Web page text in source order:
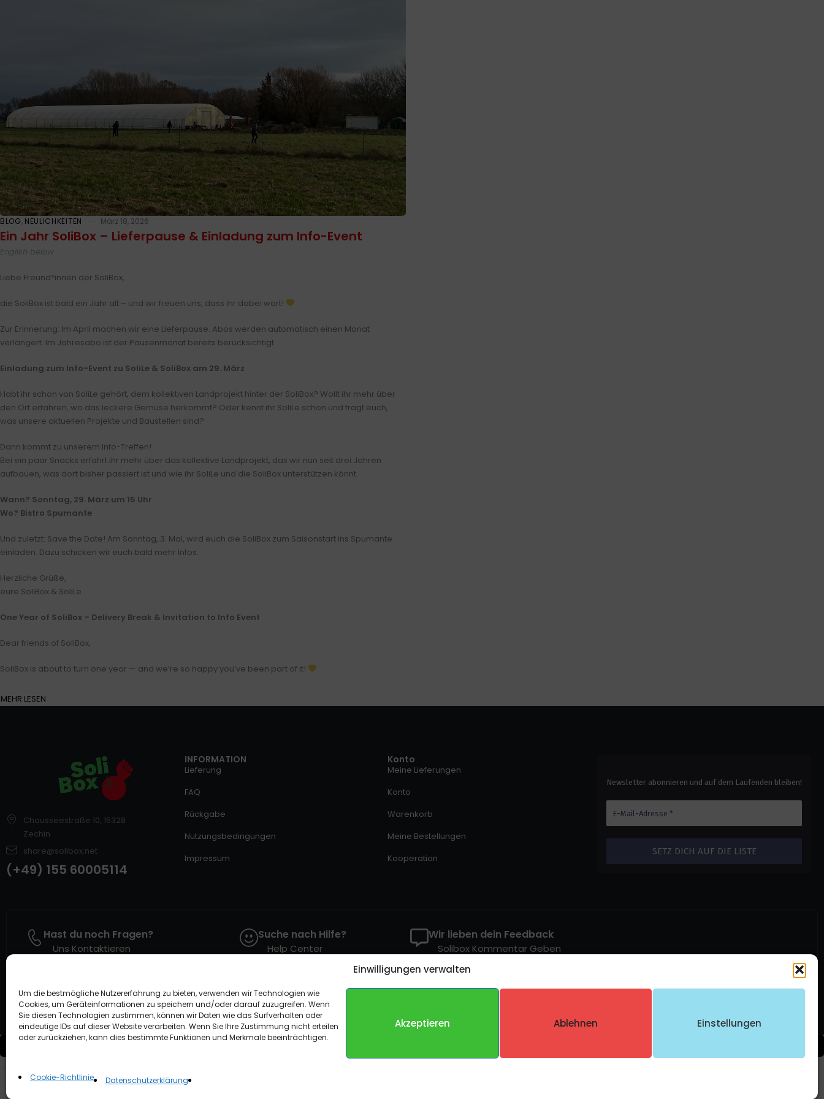
Einwilligungen verwalten
Um die bestmögliche Nutzererfahrung zu bieten, verwenden wir Technologien wie
Cookies, um Geräteinformationen zu speichern und/oder darauf zuzugreifen. Wenn
Sie diesen Technologien zustimmen, können wir Daten wie das Surfverhalten oder
eindeutige IDs auf dieser Website verarbeiten. Wenn Sie Ihre Zustimmung nicht erteilen
oder zurückziehen, kann dies bestimmte Funktionen und Merkmale beeinträchtigen.
Akzeptieren Ablehnen Einstellungen
Cookie-Richtlinie Datenschutzerklärung
BLOG, NEULICHKEITEN März 18, 2026
Ein Jahr SoliBox – Lieferpause & Einladung zum Info-Event
English below
Liebe Freund*innen der SoliBox,
die SoliBox ist bald ein Jahr alt – und wir freuen uns, dass ihr dabei wart!
Zur Erinnerung: Im April machen wir eine Lieferpause. Abos werden automatisch einen Monat
verlängert. Im Jahresabo ist der Pausenmonat bereits berücksichtigt.
Einladung zum Info-Event zu SoliLe & SoliBox am 29. März
Habt ihr schon von SoliLe gehört, dem kollektiven Landprojekt hinter der SoliBox? Wollt ihr mehr über
den Ort erfahren, wo das leckere Gemüse herkommt? Oder kennt ihr SoliLe schon und fragt euch,
was unsere aktuellen Projekte und Baustellen sind?
Dann kommt zu unserem Info-Treffen!
Bei ein paar Snacks erfahrt ihr mehr über das kollektive Landprojekt, das wir nun seit drei Jahren
aufbauen, was dort bisher passiert ist und wie ihr SoliLe und die SoliBox unterstützen könnt.
Wann? Sonntag, 29. März um 15 Uhr
Wo? Bistro Spumante
Und zuletzt: Save the Date! Am Sonntag, 3. Mai, wird euch die SoliBox zum Saisonstart ins Spumante
einladen. Dazu schicken wir euch bald mehr Infos.
Herzliche Grüße,
eure SoliBox & SoliLe
One Year of SoliBox – Delivery Break & Invitation to Info Event
Dear friends of SoliBox,
SoliBox is about to turn one year — and we’re so happy you’ve been part of it!
MEHR LESEN
Chausseestraße 10, 15328
Zechin
share@solibox.net
(+49) 155 60005114
INFORMATION
Lieferung
FAQ
Rückgabe
Nutzungsbedingungen
Impressum
Konto
Meine Lieferungen
Konto
Warenkorb
Meine Bestellungen
Kooperation
Newsletter abonnieren und auf dem Laufenden bleiben!
Hast du noch Fragen?
Uns Kontaktieren
Suche nach Hilfe?
Help Center
Wir lieben dein Feedback
Solibox Kommentar Geben
Gehostet auf Dezhost